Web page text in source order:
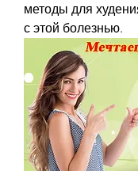
методы для
с этой болезнью.